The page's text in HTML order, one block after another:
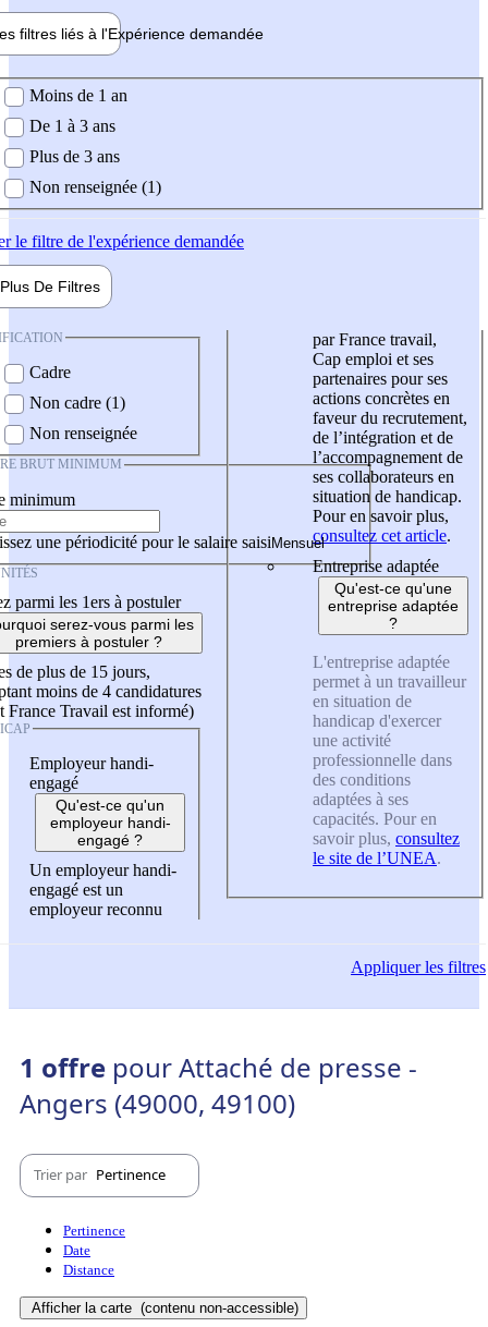
filtres liés à l'Expérience demandée
demandée
Moins de 1 an
De 1 à 3 ans
Plus de 3 ans
Non renseignée (1)
le filtre de l'expérience demandée
Plus De Filtres
Cadre
Non cadre (1)
Non renseignée
BRUT MINIMUM
minimum
une périodicité pour le salaire saisi
parmi les 1ers à postuler
serez-vous parmi les
premiers à postuler ?
de plus de 15 jours,
moins de 4 candidatures
France Travail est informé)
Employeur handi-
engagé
Qu'est-ce qu'un
employeur handi-
engagé ?
Un employeur handi-
engagé est un
employeur reconnu
par France travail,
Cap emploi et ses
partenaires pour ses
actions concrètes en
faveur du recrutement,
de l’intégration et de
l’accompagnement de
ses collaborateurs en
situation de handicap.
Pour en savoir plus,
consultez cet article.
Entreprise adaptée
Qu'est-ce qu'une
entreprise adaptée
?
L'entreprise adaptée
permet à un travailleur
en situation de
handicap d'exercer
une activité
professionnelle dans
des conditions
adaptées à ses
capacités. Pour en
savoir plus, consultez
le site de l’UNEA.
Appliquerles filtres
1 offre pour Attaché de presse -
Angers (49000, 49100)
Trier par Pertinence
Pertinence
Date
Distance
Afficher la carte (contenu non-accessible)